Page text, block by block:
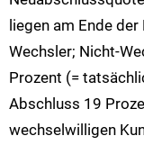
liegen am Ende
Wechsler; Nicht-
Prozent (=
Abschluss 19
wechselwilligen